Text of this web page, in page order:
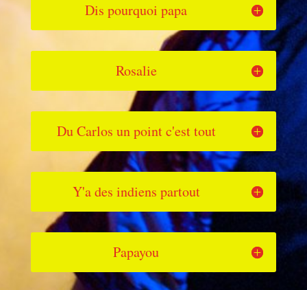
Dis pourquoi papa
Rosalie
Du Carlos un point c'est tout
Y'a des indiens partout
Papayou